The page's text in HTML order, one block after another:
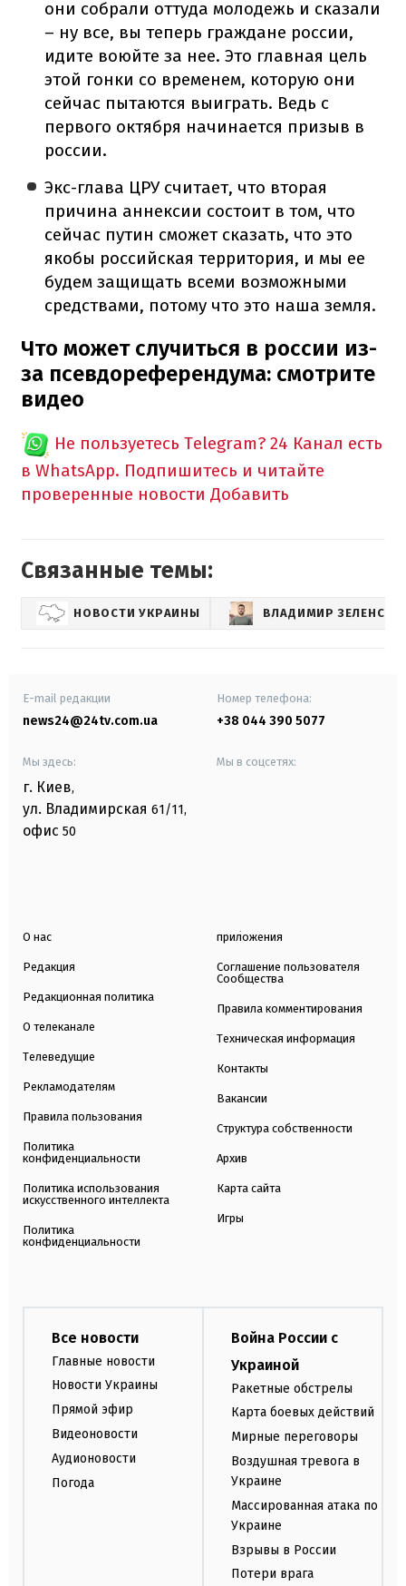
они собрали оттуда молодежь и сказали
– ну все, вы теперь граждане россии,
идите воюйте за нее. Это главная цель
этой гонки со временем, которую они
сейчас пытаются выиграть. Ведь с
первого октября начинается призыв в
россии.
Экс-глава ЦРУ считает, что вторая
причина аннексии состоит в том, что
сейчас путин сможет сказать, что это
якобы российская территория, и мы ее
будем защищать всеми возможными
средствами, потому что это наша земля.
Что может случиться в россии из-
за псевдореферендума: смотрите
видео
Не пользуетесь Telegram? 24 Канал есть
в WhatsApp. Подпишитесь и читайте
проверенные новости Добавить
Связанные темы:
НОВОСТИ УКРАИНЫ ВЛАДИМИР
E-mail редакции
news24@24tv.com.ua
Номер телефона:
+38 044 390 5077
Мы здесь:
г. Киев,
ул. Владимирская 61/11,
офис 50
Мы в соцсетях:
О нас
Редакция
Редакционная политика
О телеканале
Телеведущие
Рекламодателям
Правила пользования
Политика
конфиденциальности
Политика использования
искусственного интеллекта
Политика
конфиденциальности
приложения
Соглашение пользователя
Сообщества
Правила комментирования
Техническая информация
Контакты
Вакансии
Структура собственности
Архив
Карта сайта
Игры
Все новости
Главные новости
Новости Украины
Прямой эфир
Видеоновости
Аудионовости
Погода
Война России с
Украиной
Ракетные обстрелы
Карта боевых действий
Мирные переговоры
Воздушная тревога в
Украине
Массированная атака по
Украине
Взрывы в России
Потери врага